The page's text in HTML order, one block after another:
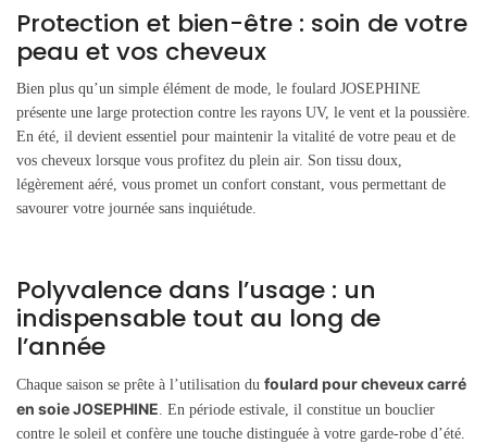
Protection et bien-être : soin de votre
peau et vos cheveux
Bien plus qu’un simple élément de mode, le foulard JOSEPHINE
présente une large protection contre les rayons UV, le vent et la poussière.
En été, il devient essentiel pour maintenir la vitalité de votre peau et de
vos cheveux lorsque vous profitez du plein air. Son tissu doux,
légèrement aéré, vous promet un confort constant, vous permettant de
savourer votre journée sans inquiétude.
Polyvalence dans l’usage : un
indispensable tout au long de
l’année
Chaque saison se prête à l’utilisation du foulard pour cheveux carré
en soie JOSEPHINE . En période estivale, il constitue un bouclier
contre le soleil et confère une touche distinguée à votre garde-robe d’été.